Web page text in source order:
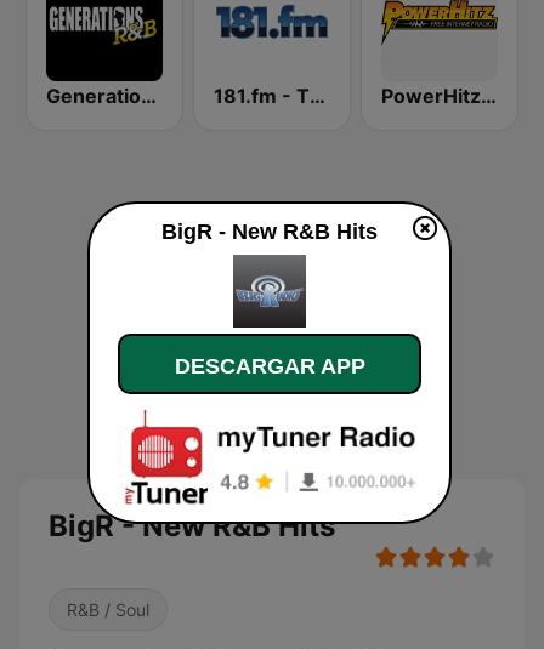
Generations R&B 181.fm - The Box (Urban) PowerHitz NY
BigR - New R&B Hits
R&B / Soul
BigR - New R&B Hits
DESCARGAR APP